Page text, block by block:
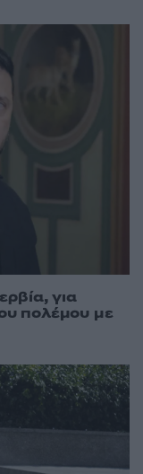
για
πολέμου με